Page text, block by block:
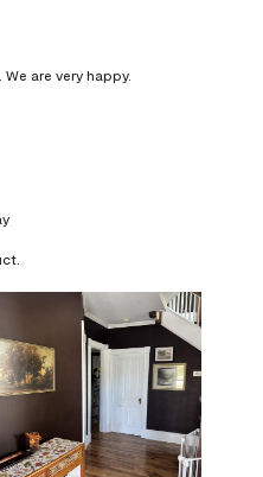
are very happy.